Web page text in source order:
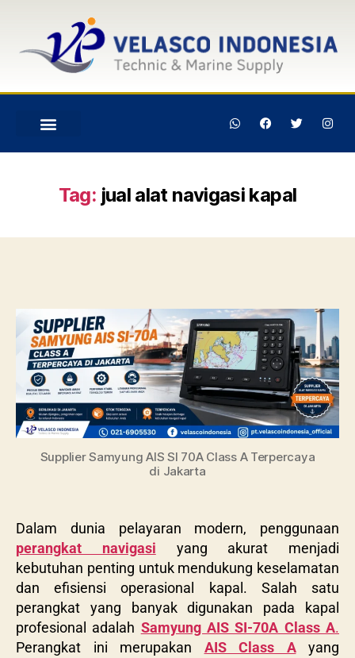
Tag: jual alat navigasi kapal
Supplier Samyung AIS SI 70A Class A Terpercaya
di Jakarta
Dalam dunia pelayaran modern, penggunaan
perangkat navigasi
yang akurat menjadi
kebutuhan penting untuk mendukung keselamatan
dan efisiensi operasional kapal. Salah satu
perangkat yang banyak digunakan pada kapal
profesional adalah Samyung AIS SI-70A Class A.
Perangkat ini merupakan AIS Class Ayang